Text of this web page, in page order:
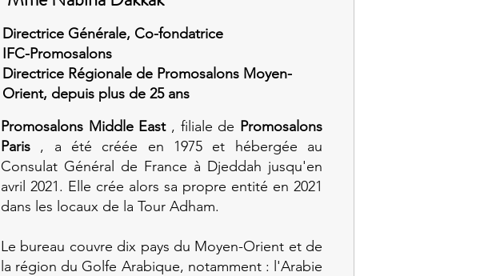
Directrice Générale, Co-fondatrice
IFC-Promosalons
Directrice Régionale de Promosalons Moyen-
Orient, depuis plus de 25 ans
Promosalons Middle East, filiale de Promosalons
Paris , a été créée en 1975 et hébergée au
Consulat Général de France à Djeddah jusqu'en
avril 2021. Elle crée alors sa propre entité en 2021
dans les locaux de la Tour Adham.
Le bureau couvre dix pays du Moyen-Orient et de
la région du Golfe Arabique, notamment : l'Arabie